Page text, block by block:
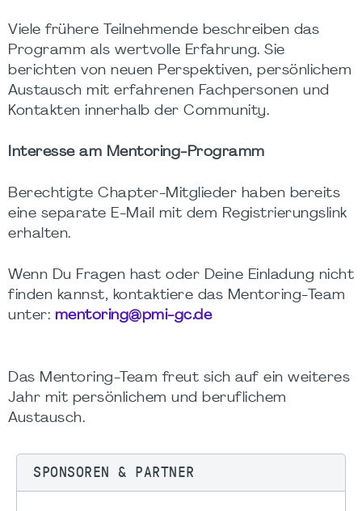
Viele frühere Teilnehmende beschreiben das
Programm als wertvolle Erfahrung. Sie
berichten von neuen Perspektiven, persönlichem
Austausch mit erfahrenen Fachpersonen und
Kontakten innerhalb der Community.
Interesse am Mentoring-Programm
Berechtigte Chapter-Mitglieder haben bereits
eine separate E-Mail mit dem Registrierungslink
erhalten.
Wenn Du Fragen hast oder Deine Einladung nicht
finden kannst, kontaktiere das Mentoring-Team
unter: mentoring@pmi-gc.de
Das Mentoring-Team freut sich auf ein weiteres
Jahr mit persönlichem und beruflichem
Austausch.
SPONSOREN & PARTNER